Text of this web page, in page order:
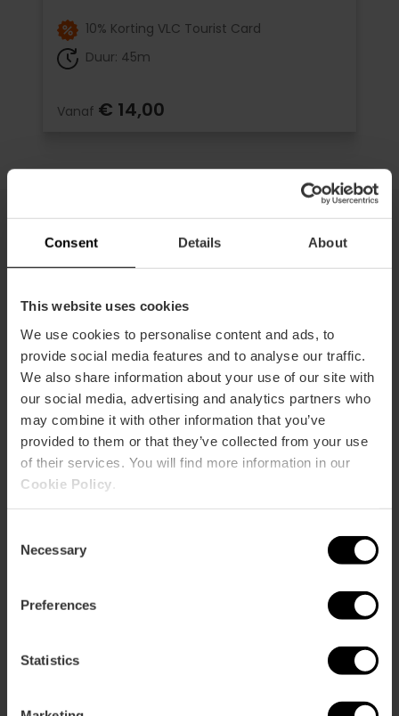
Consent Details About
This website uses cookies
We use cookies to personalise content and ads, to
provide social media features and to analyse our traffic.
We also share information about your use of our site with
our social media, advertising and analytics partners who
may combine it with other information that you’ve
provided to them or that they’ve collected from your use
of their services. You will find more information in our
Cookie Policy
Selection
Necessary
Preferences
Statistics
10% Korting VLC Tourist Card
Duur: 45m
Vanaf € 14,00
Alle combinaties
Hemisfèric combikaart